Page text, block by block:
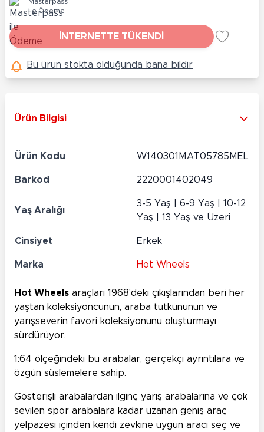
Masterpass
ile Ödeme
İNTERNETTE TÜKENDİ
Bu ürün stokta olduğunda bana bildir
Ürün Bilgisi
Ürün Kodu W140301MAT05785MEL
Barkod 2220001402049
Yaş Aralığı
3-5 Yaş | 6-9 Yaş | 10-12
Yaş | 13 Yaş ve Üzeri
Cinsiyet Erkek
Marka Hot Wheels
Hot Wheels araçları 1968'deki çıkışlarından beri her
yaştan koleksiyoncunun, araba tutkununun ve
yarışseverin favori koleksiyonunu oluşturmayı
sürdürüyor.
1:64 ölçeğindeki bu arabalar, gerçekçi ayrıntılara ve
özgün süslemelere sahip.
Gösterişli arabalardan ilginç yarış arabalarına ve çok
sevilen spor arabalara kadar uzanan geniş araç
yelpazesi içinden kendi zevkine uygun aracı seç ve